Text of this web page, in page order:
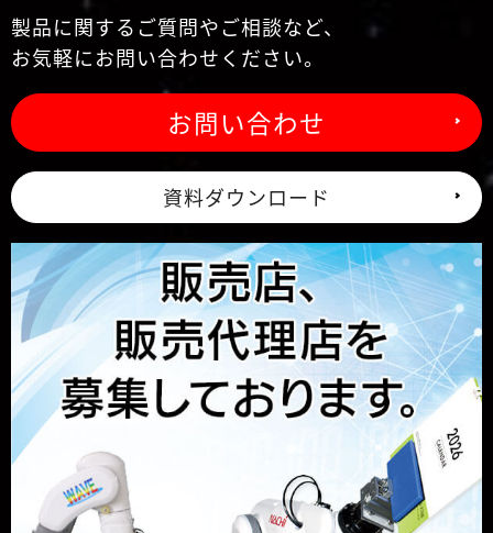
製品に関するご質問やご相談など、
お気軽にお問い合わせください。
お問い合わせ
資料ダウンロード